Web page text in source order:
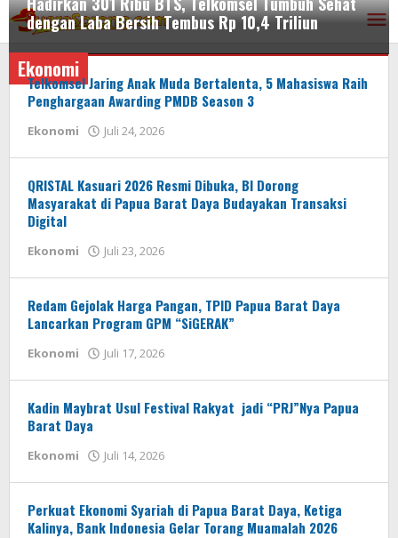
Lewati
konten
dengan Laba Bersih Tembus Rp 10,4 Triliun
Ekonomi
Agustus
2026
Ekonomi
Telkomsel Jaring Anak Muda Bertalenta, 5 Mahasiswa Raih
Penghargaan Awarding PMDB Season 3
Ekonomi Juli 24, 2026
QRISTAL Kasuari 2026 Resmi Dibuka, BI Dorong
Masyarakat di Papua Barat Daya Budayakan Transaksi
Digital
Ekonomi Juli 23, 2026
Redam Gejolak Harga Pangan, TPID Papua Barat Daya
Lancarkan Program GPM “SiGERAK”
Ekonomi Juli 17, 2026
Kadin Maybrat Usul Festival Rakyat jadi “PRJ”Nya Papua
Barat Daya
Ekonomi Juli 14, 2026
Perkuat Ekonomi Syariah di Papua Barat Daya, Ketiga
Kalinya, Bank Indonesia Gelar Torang Muamalah 2026